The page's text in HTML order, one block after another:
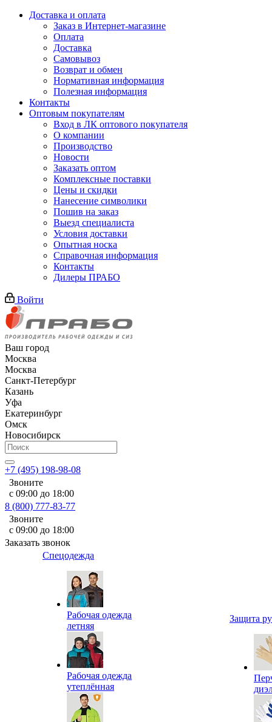
Доставка и оплата
Заказ в Интернет-магазине
Оплата
Доставка
Самовывоз
Возврат и обмен
Нормативная информация
Полезная информация
Контакты
Оптовым покупателям
Вход в ЛК оптового покупателя
О компании
Производство
Новости
Заказать оптом
Комплексные поставки
Цены и скидки
Нанесение символики
Пошив на заказ
Выезд специалиста
Условия доставки
Опытная носка
Справочная информация
Контакты
Дилеры ПРАБО
Войти
Ваш город
Москва
Москва
Санкт-Петербург
Казань
Уфа
Екатеринбург
Омск
Новосибирск
+7 (495) 198-98-08
Звоните
с 09:00 до 18:00
8 (800) 777-83-77
Звоните
с 09:00 до 18:00
Заказать звонок
Спецодежда
Рабочая одежда
летняя
Рабочая одежда
утеплённая
Защита